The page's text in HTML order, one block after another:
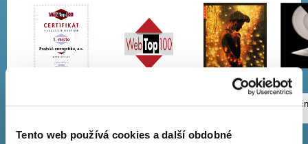
Tento web používá cookies a další obdobné
WebTop100
WebTop100 2006
Kalendář roku